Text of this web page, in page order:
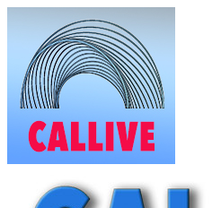
contenuto